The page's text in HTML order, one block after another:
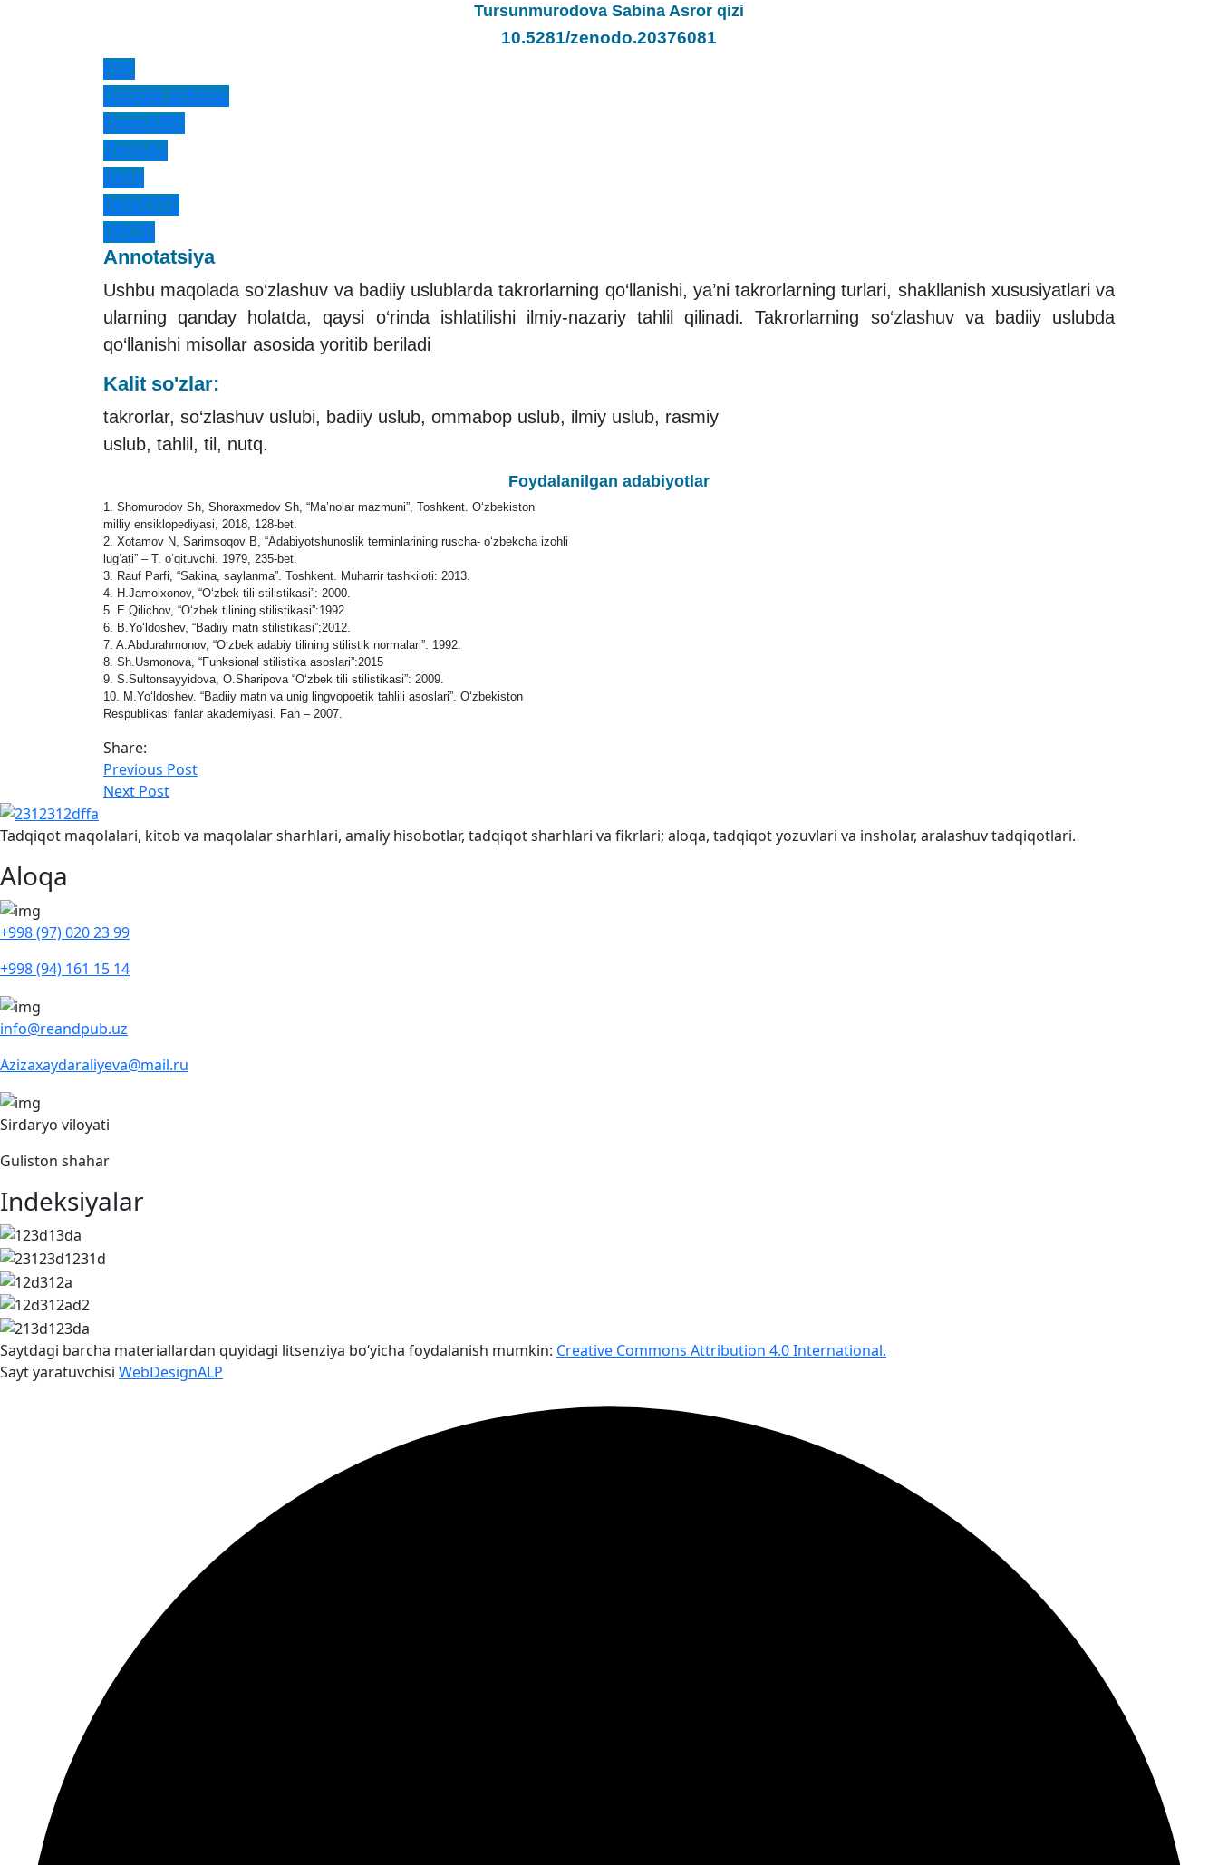
Tursunmurodova Sabina Asror qizi
10.5281/zenodo.20376081
PDF
Google scholar
OpenAIRE
Zenodo
Base
DataCITE
ORCID
Annotatsiya
Ushbu maqolada so‘zlashuv va badiiy uslublarda takrorlarning qo‘llanishi, ya’ni takrorlarning turlari, shakllanish xususiyatlari va
ularning qanday holatda, qaysi o‘rinda ishlatilishi ilmiy-nazariy tahlil qilinadi. Takrorlarning so‘zlashuv va badiiy uslubda
qo‘llanishi misollar asosida yoritib beriladi
Kalit so'zlar:
takrorlar, so‘zlashuv uslubi, badiiy uslub, ommabop uslub, ilmiy uslub, rasmiy
uslub, tahlil, til, nutq.
Foydalanilgan adabiyotlar
1. Shomurodov Sh, Shoraxmedov Sh, “Ma’nolar mazmuni”, Toshkent. O‘zbekiston
milliy ensiklopediyasi, 2018, 128-bet.
2. Xotamov N, Sarimsoqov B, “Adabiyotshunoslik terminlarining ruscha- o‘zbekcha izohli
lug‘ati” – T. o‘qituvchi. 1979, 235-bet.
3. Rauf Parfi, “Sakina, saylanma”. Toshkent. Muharrir tashkiloti: 2013.
4. H.Jamolxonov, “O‘zbek tili stilistikasi”: 2000.
5. E.Qilichov, “O‘zbek tilining stilistikasi”:1992.
6. B.Yo‘ldoshev, “Badiiy matn stilistikasi”;2012.
7. A.Abdurahmonov, “O‘zbek adabiy tilining stilistik normalari”: 1992.
8. Sh.Usmonova, “Funksional stilistika asoslari”:2015
9. S.Sultonsayyidova, O.Sharipova “O‘zbek tili stilistikasi”: 2009.
10. M.Yo‘ldoshev. “Badiiy matn va unig lingvopoetik tahlili asoslari”. O‘zbekiston
Respublikasi fanlar akademiyasi. Fan – 2007.
Share:
Previous Post
Next Post
Tadqiqot maqolalari, kitob va maqolalar sharhlari, amaliy hisobotlar, tadqiqot sharhlari va fikrlari; aloqa, tadqiqot yozuvlari va insholar, aralashuv tadqiqotlari.
Aloqa
+998 (97) 020 23 99
+998 (94) 161 15 14
info@reandpub.uz
Azizaxaydaraliyeva@mail.ru
Sirdaryo viloyati
Guliston shahar
Indeksiyalar
Saytdagi barcha materiallardan quyidagi litsenziya bo‘yicha foydalanish mumkin: Creative Commons Attribution 4.0 International.
Sayt yaratuvchisi WebDesignALP